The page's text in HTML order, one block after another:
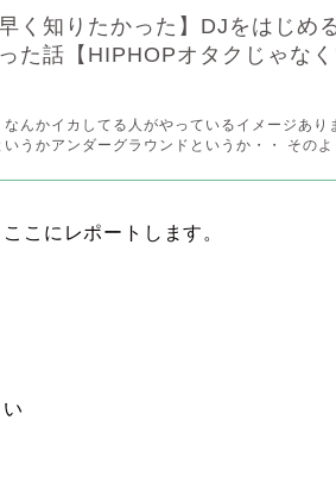
く知りたかった】DJをはじめ
た話【HIPHOPオタクじゃな
んかイカしてる人がやっているイメージあり
うかアンダーグラウンドというか・・ そのよ
こにレポートします。